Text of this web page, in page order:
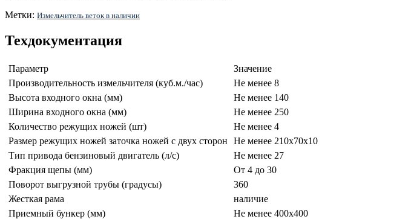
Метки: Измельчитель веток в наличии
Техдокументация
Параметр
Значение
Производительность измельчителя (куб.м./час)
Не менее 8
Высота входного окна (мм)
Не менее 140
Ширина входного окна (мм)
Не менее 250
Количество режущих ножей (шт)
Не менее 4
Размер режущих ножей заточка ножей с двух сторон
Не менее 210х70х10
Тип привода бензиновый двигатель (л/с)
Не менее 27
Фракция щепы (мм)
От 4 до 30
Поворот выгрузной трубы (градусы)
360
Жесткая рама
наличие
Приемный бункер (мм)
Не менее 400х400